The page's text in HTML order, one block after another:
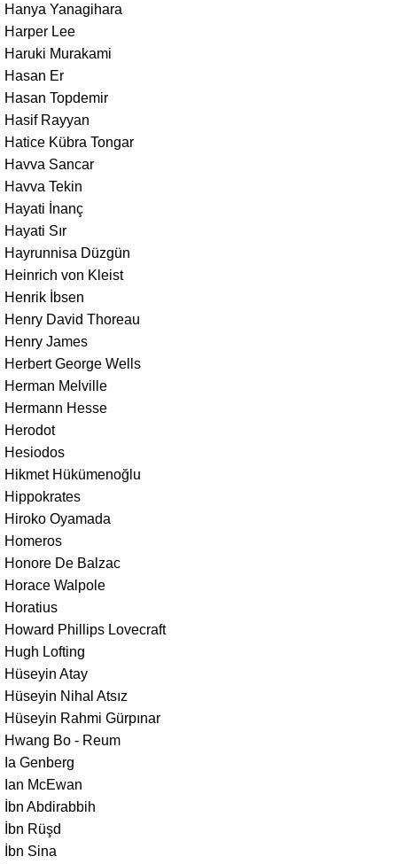
Hanya Yanagihara
Harper Lee
Haruki Murakami
Hasan Er
Hasan Topdemir
Hasif Rayyan
Hatice Kübra Tongar
Havva Sancar
Havva Tekin
Hayati İnanç
Hayati Sır
Hayrunnisa Düzgün
Heinrich von Kleist
Henrik İbsen
Henry David Thoreau
Henry James
Herbert George Wells
Herman Melville
Hermann Hesse
Herodot
Hesiodos
Hikmet Hükümenoğlu
Hippokrates
Hiroko Oyamada
Homeros
Honore De Balzac
Horace Walpole
Horatius
Howard Phillips Lovecraft
Hugh Lofting
Hüseyin Atay
Hüseyin Nihal Atsız
Hüseyin Rahmi Gürpınar
Hwang Bo - Reum
Ia Genberg
Ian McEwan
İbn Abdirabbih
İbn Rüşd
İbn Sina